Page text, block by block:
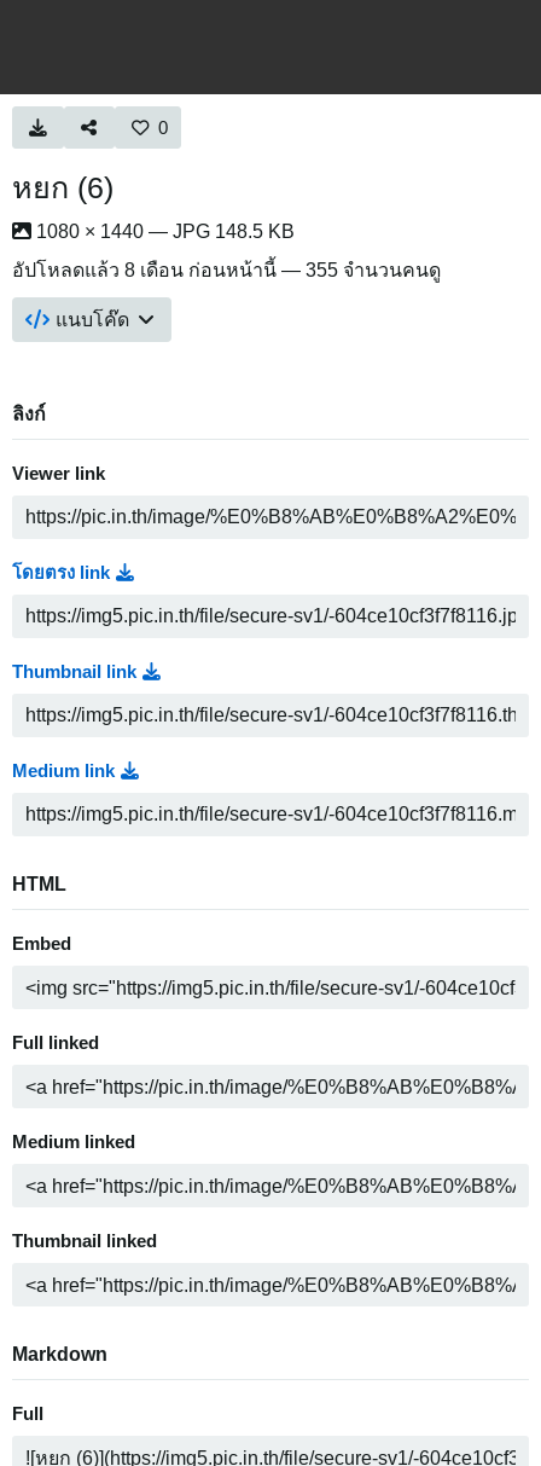
0
หยก (6)
1080 × 1440 — JPG 148.5 KB
อัปโหลดแล้ว 8 เดือน ก่อนหน้านี้ — 355 จำนวนคนดู
แนบโค๊ด
ลิงก์
Viewer link
โดยตรง link
Thumbnail link
Medium link
HTML
Embed
Full linked
Medium linked
Thumbnail linked
Markdown
Full